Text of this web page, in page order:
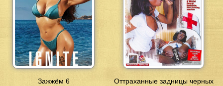
Зажжём 6
Оттраханные задницы черных